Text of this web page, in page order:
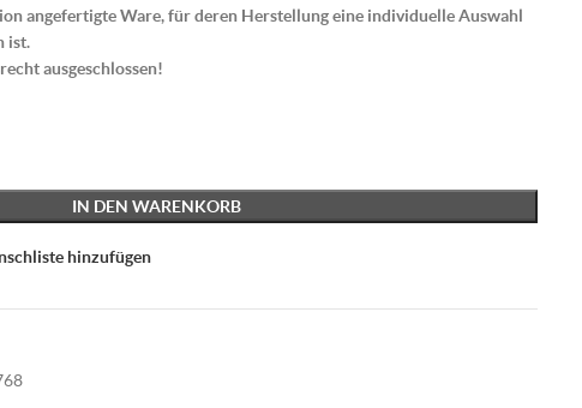
angefertigte Ware, für deren Herstellung eine individuelle Auswahl
ist.
ausgeschlossen!
IN DEN WARENKORB
hinzufügen